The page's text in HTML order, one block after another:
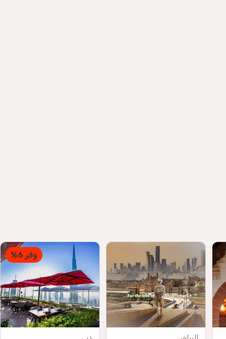
وفر 6%